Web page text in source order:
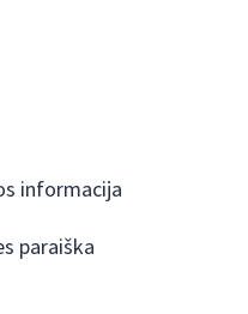
informacija
paraiška